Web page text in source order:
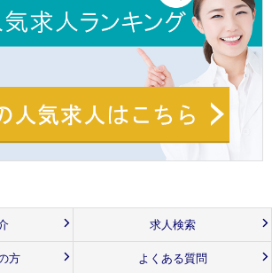
求人検索
方 よくある質問